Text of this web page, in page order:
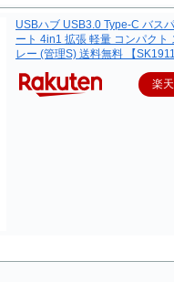
USBハブ USB3.0 Type-C バス
ート 4in1 拡張 軽量 コンパクト
レー (管理S) 送料無料 【
楽